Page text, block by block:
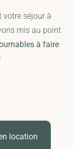
votre séjour à
mis au point
à faire
location